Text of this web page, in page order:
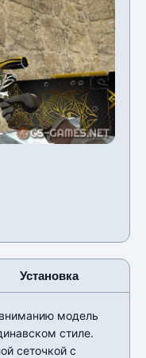
Установка
модель
стиле.
сеточкой с